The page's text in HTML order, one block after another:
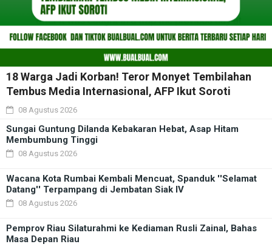
18 Warga Jadi Korban! Teror Monyet Tembilahan
Tembus Media Internasional, AFP Ikut Soroti
08 Agustus 2026
Sungai Guntung Dilanda Kebakaran Hebat, Asap Hitam
Membumbung Tinggi
08 Agustus 2026
Wacana Kota Rumbai Kembali Mencuat, Spanduk ''Selamat
Datang'' Terpampang di Jembatan Siak IV
08 Agustus 2026
Pemprov Riau Silaturahmi ke Kediaman Rusli Zainal, Bahas
Masa Depan Riau